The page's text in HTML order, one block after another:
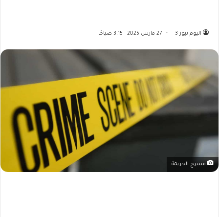
اليوم نيوز 3 27 مارس 2025 - 3:15 صباحًا
مسرح الجريمة